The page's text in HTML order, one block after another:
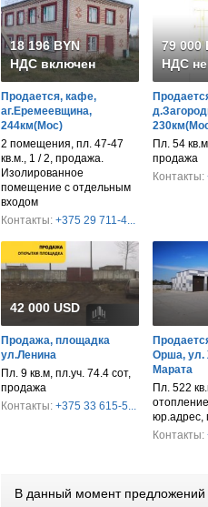
18 196 BYN
НДС включен
Продается, кафе,
аг.Еремеевщина,
244км(Мос)
2 помещения, пл. 47-47
кв.м., 1 / 2, продажа.
Изолированное
помещение с отдельным
входом
Контакты: +375 29 711-4...
79 000
НДС
Пл. 54
продажа
Контакты:
42 000 USD
Продажа, площадка
ул.Ленина
Пл. 9 кв.м, пл.уч. 74.4 сот,
продажа
Контакты: +375 33 615-5...
Орша, ул.
Марата
Пл. 522
юр.адрес,
Контакты:
В данный момент предложений